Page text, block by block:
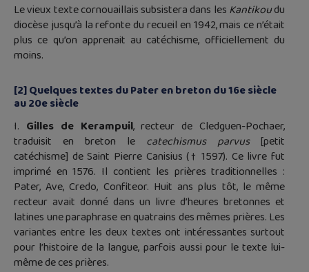
Le vieux texte cornouaillais subsistera dans les Kantikoudu
diocèse jusqu’à la refonte du recueil en 1942, mais ce n’était
plus ce qu’on apprenait au catéchisme, officiellement du
moins.
[2] Quelques textes du Pater en breton du 16e siècle
au 20e siècle
I. Gilles de Kerampuil, recteur de Cledguen-Pochaer,
traduisit en breton le catechismus parvus[petit
catéchisme] de Saint Pierre Canisius († 1597). Ce livre fut
imprimé en 1576. Il contient les prières traditionnelles :
Pater, Ave, Credo, Confiteor. Huit ans plus tôt, le même
recteur avait donné dans un livre d’heures bretonnes et
latines une paraphrase en quatrains des mêmes prières. Les
variantes entre les deux textes ont intéressantes surtout
pour l’histoire de la langue, parfois aussi pour le texte lui-
même de ces prières.